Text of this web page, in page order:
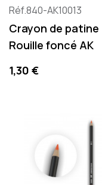
Réf.840-AK10013
Crayon de patine
Rouille foncé AK
Precio
1,30 €